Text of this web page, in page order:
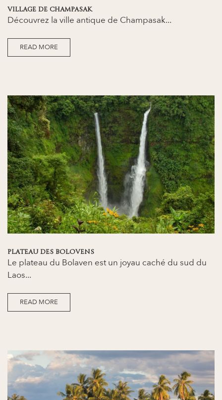
VILLAGE DE CHAMPASAK
Découvrez la ville antique de Champasak...
READ MORE
PLATEAU DES BOLOVENS
Le plateau du Bolaven est un joyau caché du sud du
Laos...
READ MORE